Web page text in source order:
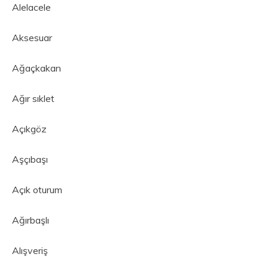
Alelacele
Aksesuar
Ağaçkakan
Ağır sıklet
Açıkgöz
Aşçıbaşı
Açık oturum
Ağırbaşlı
Alışveriş